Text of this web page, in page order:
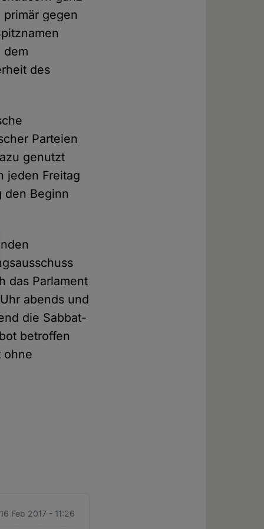
gegen
dem
des
Parteien
genutzt
jeden Freitag
Beginn
das Parlament
abends und
die Sabbat-
betroffen
ohne
Feb 2017 - 11:26